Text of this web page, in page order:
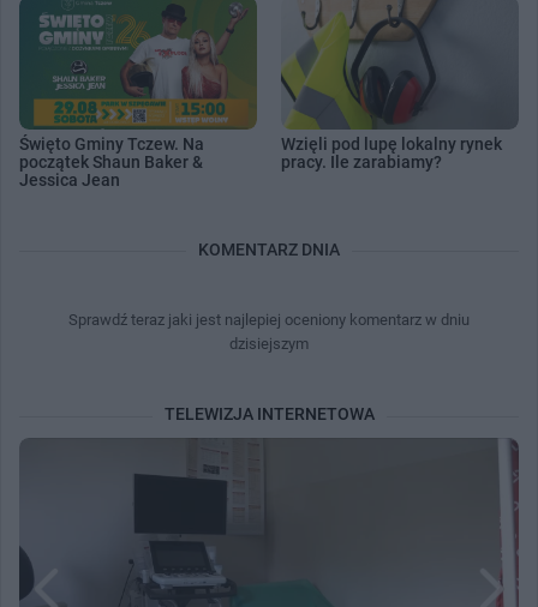
Święto Gminy Tczew. Na
początek Shaun Baker &
Jessica Jean
Wzięli pod lupę lokalny rynek
pracy. Ile zarabiamy?
KOMENTARZ DNIA
Sprawdź teraz jaki jest najlepiej oceniony komentarz w dniu
dzisiejszym
TELEWIZJA INTERNETOWA